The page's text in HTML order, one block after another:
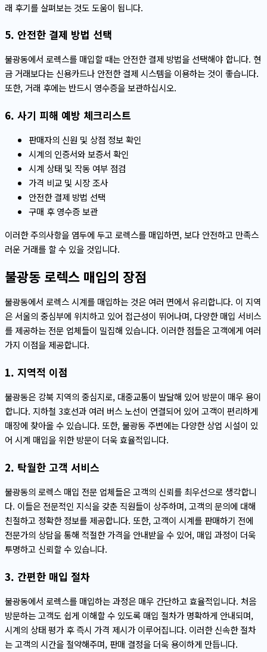
래 후기를 살펴보는 것도 도움이 됩니다.
5. 안전한 결제 방법 선택
불광동에서 로렉스를 매입할 때는 안전한 결제 방법을 선택해야 합니다. 현
금 거래보다는 신용카드나 안전한 결제 시스템을 이용하는 것이 좋습니다.
또한, 거래 후에는 반드시 영수증을 보관하십시오.
6. 사기 피해 예방 체크리스트
판매자의 신원 및 상점 정보 확인
시계의 인증서와 보증서 확인
시계 상태 및 작동 여부 점검
가격 비교 및 시장 조사
안전한 결제 방법 선택
구매 후 영수증 보관
이러한 주의사항을 염두에 두고 로렉스를 매입하면, 보다 안전하고 만족스
러운 거래를 할 수 있을 것입니다.
불광동 로렉스 매입의 장점
불광동에서 로렉스 시계를 매입하는 것은 여러 면에서 유리합니다. 이 지역
은 서울의 중심부에 위치하고 있어 접근성이 뛰어나며, 다양한 매입 서비스
를 제공하는 전문 업체들이 밀집해 있습니다. 이러한 점들은 고객에게 여러
가지 이점을 제공합니다.
1. 지역적 이점
불광동은 강북 지역의 중심지로, 대중교통이 발달해 있어 방문이 매우 용이
합니다. 지하철 3호선과 여러 버스 노선이 연결되어 있어 고객이 편리하게
매장에 찾아올 수 있습니다. 또한, 불광동 주변에는 다양한 상업 시설이 있
어 시계 매입을 위한 방문이 더욱 효율적입니다.
2. 탁월한 고객 서비스
불광동의 로렉스 매입 전문 업체들은 고객의 신뢰를 최우선으로 생각합니
다. 이들은 전문적인 지식을 갖춘 직원들이 상주하며, 고객의 문의에 대해
친절하고 정확한 정보를 제공합니다. 또한, 고객이 시계를 판매하기 전에
전문가의 상담을 통해 적절한 가격을 안내받을 수 있어, 매입 과정이 더욱
투명하고 신뢰할 수 있습니다.
3. 간편한 매입 절차
불광동에서 로렉스를 매입하는 과정은 매우 간단하고 효율적입니다. 처음
방문하는 고객도 쉽게 이해할 수 있도록 매입 절차가 명확하게 안내되며,
시계의 상태 평가 후 즉시 가격 제시가 이루어집니다. 이러한 신속한 절차
는 고객의 시간을 절약해주며, 판매 결정을 더욱 용이하게 만듭니다.